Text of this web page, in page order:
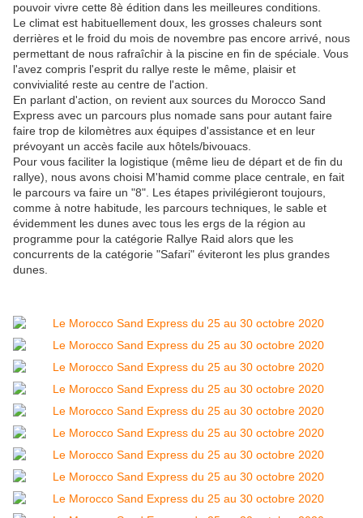
pouvoir vivre cette 8è édition dans les meilleures conditions.
Le climat est habituellement doux, les grosses chaleurs sont
derrières et le froid du mois de novembre pas encore arrivé, nous
permettant de nous rafraîchir à la piscine en fin de spéciale. Vous
l'avez compris l'esprit du rallye reste le même, plaisir et
convivialité reste au centre de l'action.
En parlant d'action, on revient aux sources du Morocco Sand
Express avec un parcours plus nomade sans pour autant faire
faire trop de kilomètres aux équipes d'assistance et en leur
prévoyant un accès facile aux hôtels/bivouacs.
Pour vous faciliter la logistique (même lieu de départ et de fin du
rallye), nous avons choisi M'hamid comme place centrale, en fait
le parcours va faire un "8". Les étapes privilégieront toujours,
comme à notre habitude, les parcours techniques, le sable et
évidemment les dunes avec tous les ergs de la région au
programme pour la catégorie Rallye Raid alors que les
concurrents de la catégorie "Safari" éviteront les plus grandes
dunes.